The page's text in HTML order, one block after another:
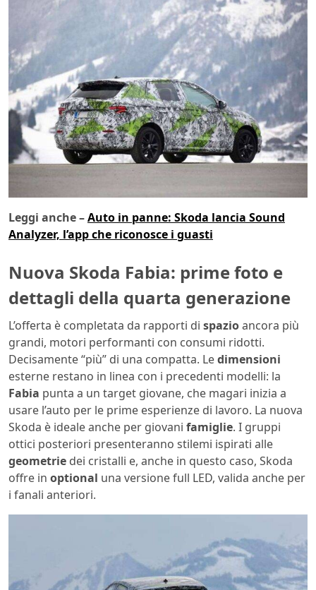
Leggi anche –Auto in panne: Skoda lancia Sound
Analyzer, l’app che riconosce i guasti
Nuova Skoda Fabia: prime foto e
dettagli della quarta generazione
L’offerta è completata da rapporti di spazioancora più
grandi, motori performanti con consumi ridotti.
Decisamente “più” di una compatta. Ledimensioni
esterne restano in linea con i precedenti modelli: la
Fabia punta a un target giovane, che magari inizia a
usare l’auto per le prime esperienze di lavoro. La nuova
Skoda è ideale anche per giovani famiglie. I gruppi
ottici posteriori presenteranno stilemi ispirati alle
geometrie dei cristalli e, anche in questo caso, Skoda
offre in optional una versione full LED, valida anche per
i fanali anteriori.